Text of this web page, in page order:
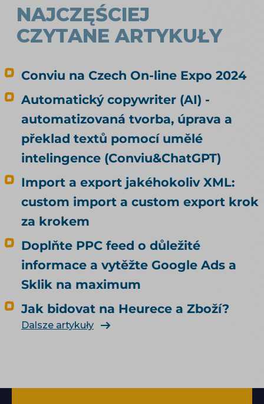
NAJCZĘŚCIEJ
CZYTANE ARTYKUŁY
Conviu na Czech On-line Expo 2024
Automatický copywriter (AI) -
automatizovaná tvorba, úprava a
překlad textů pomocí umělé
intelingence (Conviu&ChatGPT)
Import a export jakéhokoliv XML:
custom import a custom export krok
za krokem
Doplňte PPC feed o důležité
informace a vytěžte Google Ads a
Sklik na maximum
Jak bidovat na Heurece a Zboží?
Dalsze artykuły